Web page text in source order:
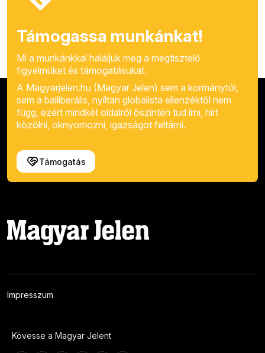
Támogassa munkánkat!
Mi a munkánkkal háláljuk meg a megtisztelő
figyelmüket és támogatásukat.
A Magyarjelen.hu (Magyar Jelen) sem a kormánytól,
sem a balliberális, nyíltan globalista ellenzéktől nem
függ, ezért mindkét oldalról őszintén tud írni, hírt
közölni, oknyomozni, igazságot feltárni.
Támogatás
Impresszum
Kövesse a Magyar Jelent